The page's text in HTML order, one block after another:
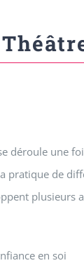
déroule une
pratique de
plusieurs
en soi